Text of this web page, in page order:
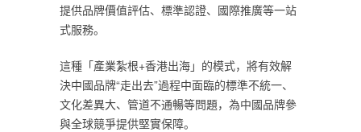
提供品牌價值評估、標準認證、國際推廣等一站
式服務。
這種「產業紮根+香港出海」的模式，將有效解
決中國品牌“走出去”過程中面臨的標準不統一、
文化差異大、管道不通暢等問題，為中國品牌參
與全球競爭提供堅實保障。